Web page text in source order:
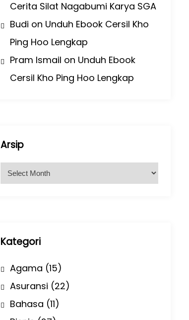
Cerita Silat Nagabumi Karya SGA
Budi on Unduh Ebook Cersil Kho
Ping Hoo Lengkap
Pram Ismail on Unduh Ebook
Cersil Kho Ping Hoo Lengkap
Arsip
r
Kategori
Agama (15)
Asuransi (22)
Bahasa (11)